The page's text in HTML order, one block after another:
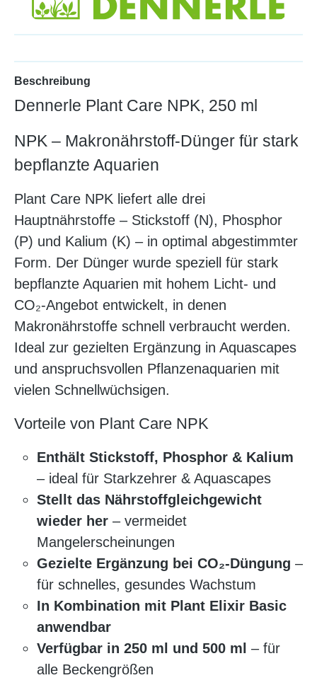
Beschreibung
Dennerle Plant Care NPK, 250 ml
NPK – Makronährstoff-Dünger für stark
bepflanzte Aquarien
Plant Care NPK liefert alle drei
Hauptnährstoffe – Stickstoff (N), Phosphor
(P) und Kalium (K) – in optimal abgestimmter
Form. Der Dünger wurde speziell für stark
bepflanzte Aquarien mit hohem Licht- und
CO₂-Angebot entwickelt, in denen
Makronährstoffe schnell verbraucht werden.
Ideal zur gezielten Ergänzung in Aquascapes
und anspruchsvollen Pflanzenaquarien mit
vielen Schnellwüchsigen.
Vorteile von Plant Care NPK
Enthält Stickstoff, Phosphor & Kalium
– ideal für Starkzehrer & Aquascapes
Stellt das Nährstoffgleichgewicht
wieder her – vermeidet
Mangelerscheinungen
Gezielte Ergänzung bei CO₂-Düngung –
für schnelles, gesundes Wachstum
In Kombination mit Plant Elixir Basic
anwendbar
Verfügbar in 250 ml und 500 ml – für
alle Beckengrößen